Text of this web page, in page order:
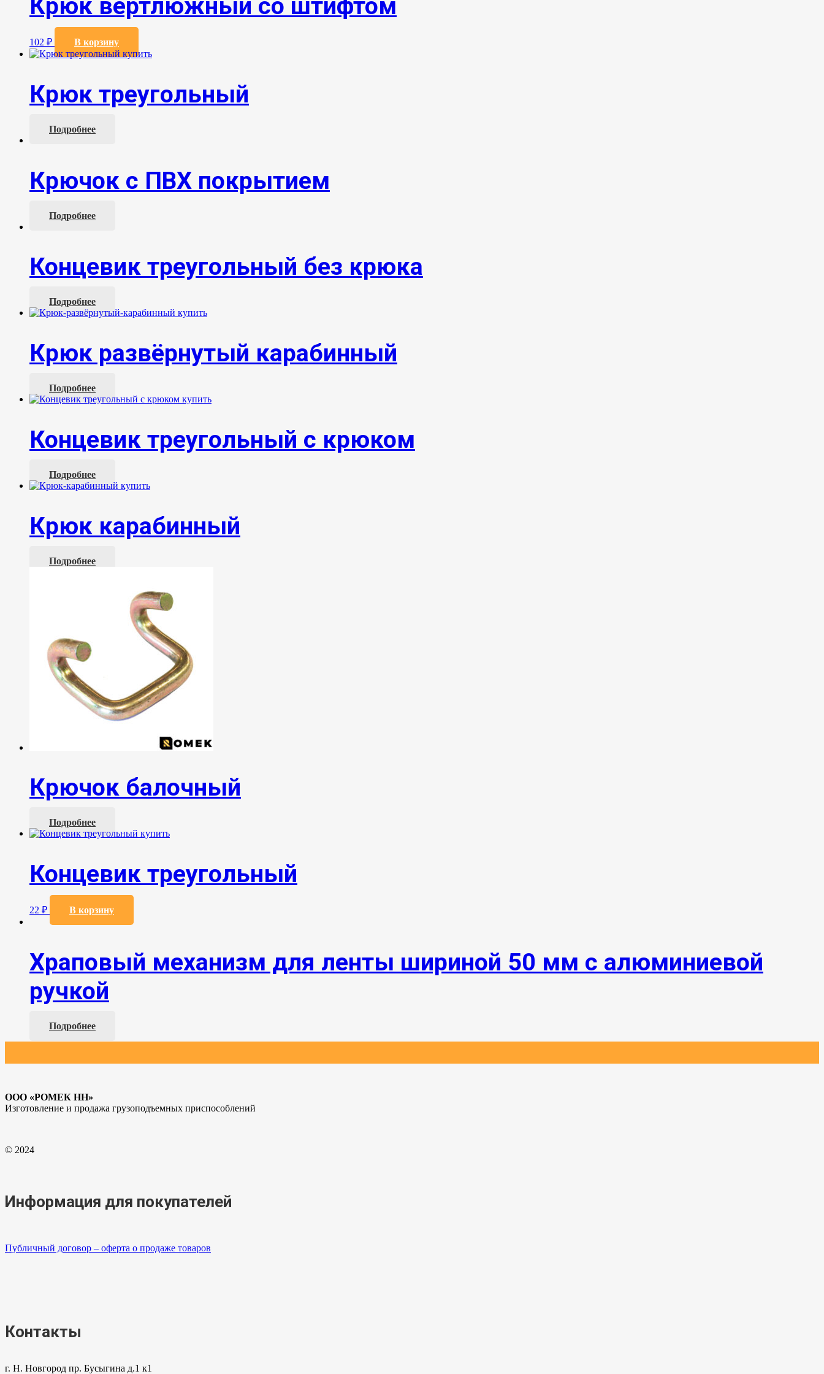
Крюк вертлюжный со штифтом
102 ₽ В корзину
Крюк треугольный
Подробнее
Крючок с ПВХ покрытием
Подробнее
Концевик треугольный без крюка
Подробнее
Крюк развёрнутый карабинный
Подробнее
Концевик треугольный с крюком
Подробнее
Крюк карабинный
Подробнее
Крючок балочный
Подробнее
Концевик треугольный
22 ₽ В корзину
Храповый механизм для ленты шириной 50 мм с алюминиевой
ручкой
Подробнее
ООО «РОМЕК НН»
Изготовление и продажа грузоподъемных приспособлений
© 2024
Информация для покупателей
Публичный договор – оферта о продаже товаров
Контакты
г. Н. Новгород пр. Бусыгина д.1 к1